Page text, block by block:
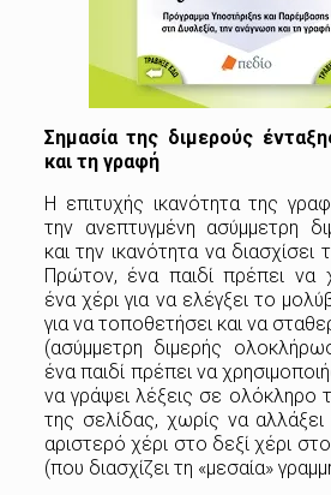
Σημασία της διμερούς
και τη γραφή
Η επιτυχής ικανότητα της
την ανεπτυγμένη ασύμμετρη
και την ικανότητα να διασχίσει
Πρώτον, ένα παιδί πρέπει να
ένα χέρι για να ελέγξει το
για να τοποθετήσει και να
(ασύμμετρη διμερής
ένα παιδί πρέπει να
να γράψει λέξεις σε ολόκληρο
της σελίδας, χωρίς να
αριστερό χέρι στο δεξί χέρι
(που διασχίζει τη «μεσαία»